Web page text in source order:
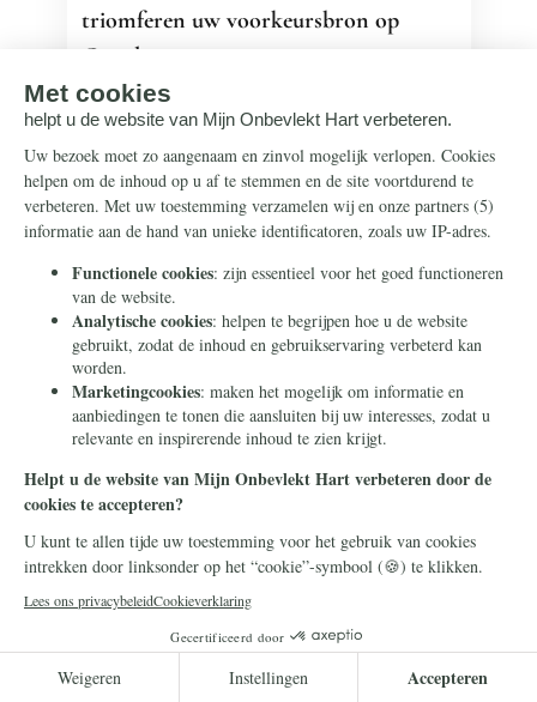
triomferen uw voorkeursbron op
Google
Stelt u de heiligenartikelen van Mijn
Onbevlekt Hart zal triomferen op prijs?
Met deze nieuwe Google-optie blijft u
altijd op de hoogte.
Lees meer
Kerk
5 mei 2026
Het nieuw leven inblazen van heilige
ruimtes – de restauratie van de